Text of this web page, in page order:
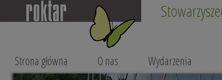
Strona główna O nas Wydarzenia